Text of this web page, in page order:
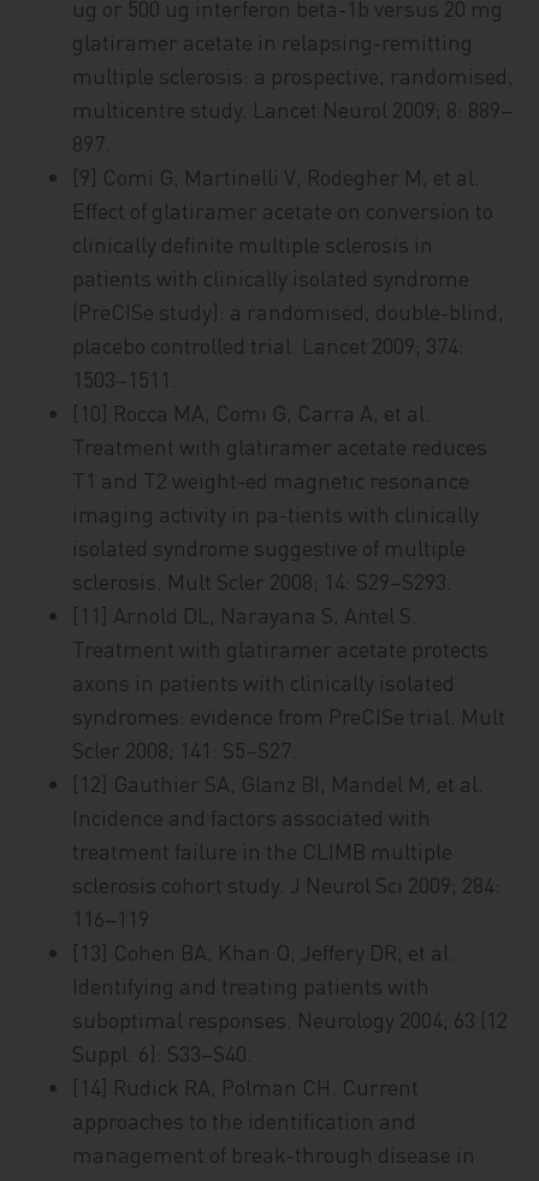
ug or 500 ug interferon beta-1b versus 20 mg
glatiramer acetate in relapsing-remitting
multiple sclerosis: a prospective, randomised,
multicentre study. Lancet Neurol 2009; 8: 889–
897.
[9] Comi G, Martinelli V, Rodegher M, et al.
Effect of glatiramer acetate on conversion to
clinically definite multiple sclerosis in
patients with clinically isolated syndrome
(PreCISe study): a randomised, double-blind,
placebo controlled trial. Lancet 2009; 374:
1503–1511.
[10] Rocca MA, Comi G, Carra A, et al.
Treatment with glatiramer acetate reduces
T1 and T2 weight-ed magnetic resonance
imaging activity in pa-tients with clinically
isolated syndrome suggestive of multiple
sclerosis. Mult Scler 2008; 14: S29–S293.
[11] Arnold DL, Narayana S, Antel S.
Treatment with glatiramer acetate protects
axons in patients with clinically isolated
syndromes: evidence from PreCISe trial. Mult
Scler 2008; 141: S5–S27.
[12] Gauthier SA, Glanz BI, Mandel M, et al.
Incidence and factors associated with
treatment failure in the CLIMB multiple
sclerosis cohort study. J Neurol Sci 2009; 284:
116–119.
[13] Cohen BA, Khan O, Jeffery DR, et al.
Identifying and treating patients with
suboptimal responses. Neurology 2004; 63 (12
Suppl. 6): S33–S40.
[14] Rudick RA, Polman CH. Current
approaches to the identification and
management of break-through disease in